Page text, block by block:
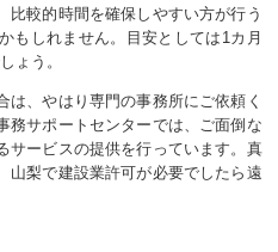
比較的時間を確保しやすい方が行う
もしれません。目安としては1カ月
ょう。
、やはり専門の事務所にご依頼く
務サポートセンターでは、ご面倒な
サービスの提供を行っています。真
山梨で建設業許可が必要でしたら遠